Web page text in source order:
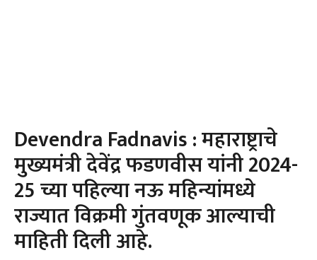
Devendra Fadnavis : महाराष्ट्राचे
मुख्यमंत्री देवेंद्र फडणवीस यांनी 2024-
25 च्या पहिल्या नऊ महिन्यांमध्ये
राज्यात विक्रमी गुंतवणूक आल्याची
माहिती दिली आहे.